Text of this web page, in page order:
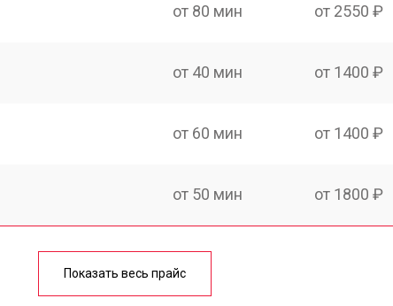
от 80 мин от 2550 ₽
от 40 мин от 1400 ₽
от 60 мин от 1400 ₽
от 50 мин от 1800 ₽
от 60 мин
Показать весь прайс